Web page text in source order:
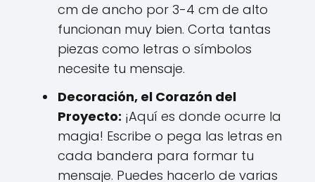
cm de ancho por 3-4 cm de alto
funcionan muy bien. Corta tantas
piezas como letras o símbolos
necesite tu mensaje.
Decoración, el Corazón del
Proyecto: ¡Aquí es donde ocurre la
magia! Escribe o pega las letras en
cada bandera para formar tu
mensaje. Puedes hacerlo de varias